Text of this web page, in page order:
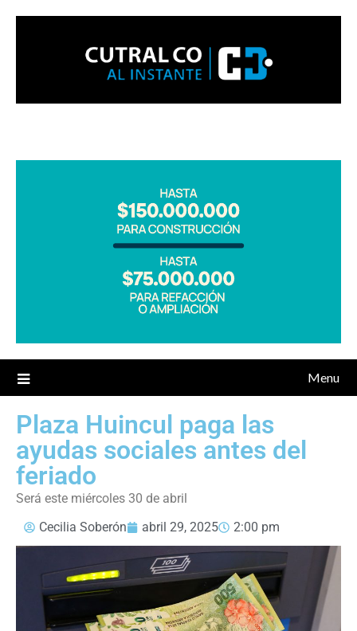
Menu
Plaza Huincul paga las
ayudas sociales antes del
feriado
Será este miércoles 30 de abril
Cecilia Soberón
abril 29, 2025 2:00 pm